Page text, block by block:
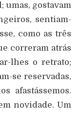
umas, gostavam
sentiam-
como as três
correram atrás
lhes o retrato;
se reservadas,
afastássemos.
novidade. Um